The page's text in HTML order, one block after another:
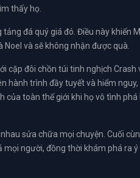
thấy họ.
đá quý giá đó. Điều này khiến
và sẽ không nhận được quà.
cặp đôi chồn túi tinh nghịch
hành trình đầy tuyết và hiểm
toàn thế giới khi họ vô tình
sửa chữa mọi chuyện. Cuối
người, đồng thời khám phá ra